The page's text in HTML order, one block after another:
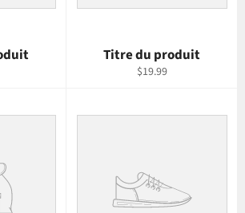
Titre du produit
$19.99